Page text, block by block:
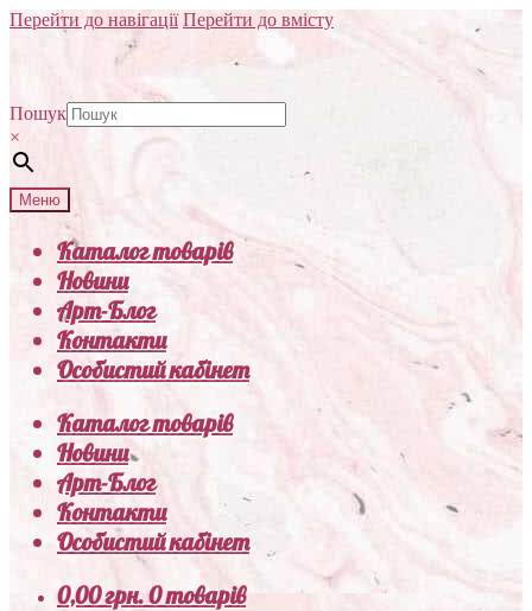
Перейти до навігації Перейти до вмісту
Пошук
×
Меню
Каталог товарів
Новини
Арт-Блог
Контакти
Особистий кабінет
Каталог товарів
Новини
Арт-Блог
Контакти
Особистий кабінет
0,00грн.0 товарів